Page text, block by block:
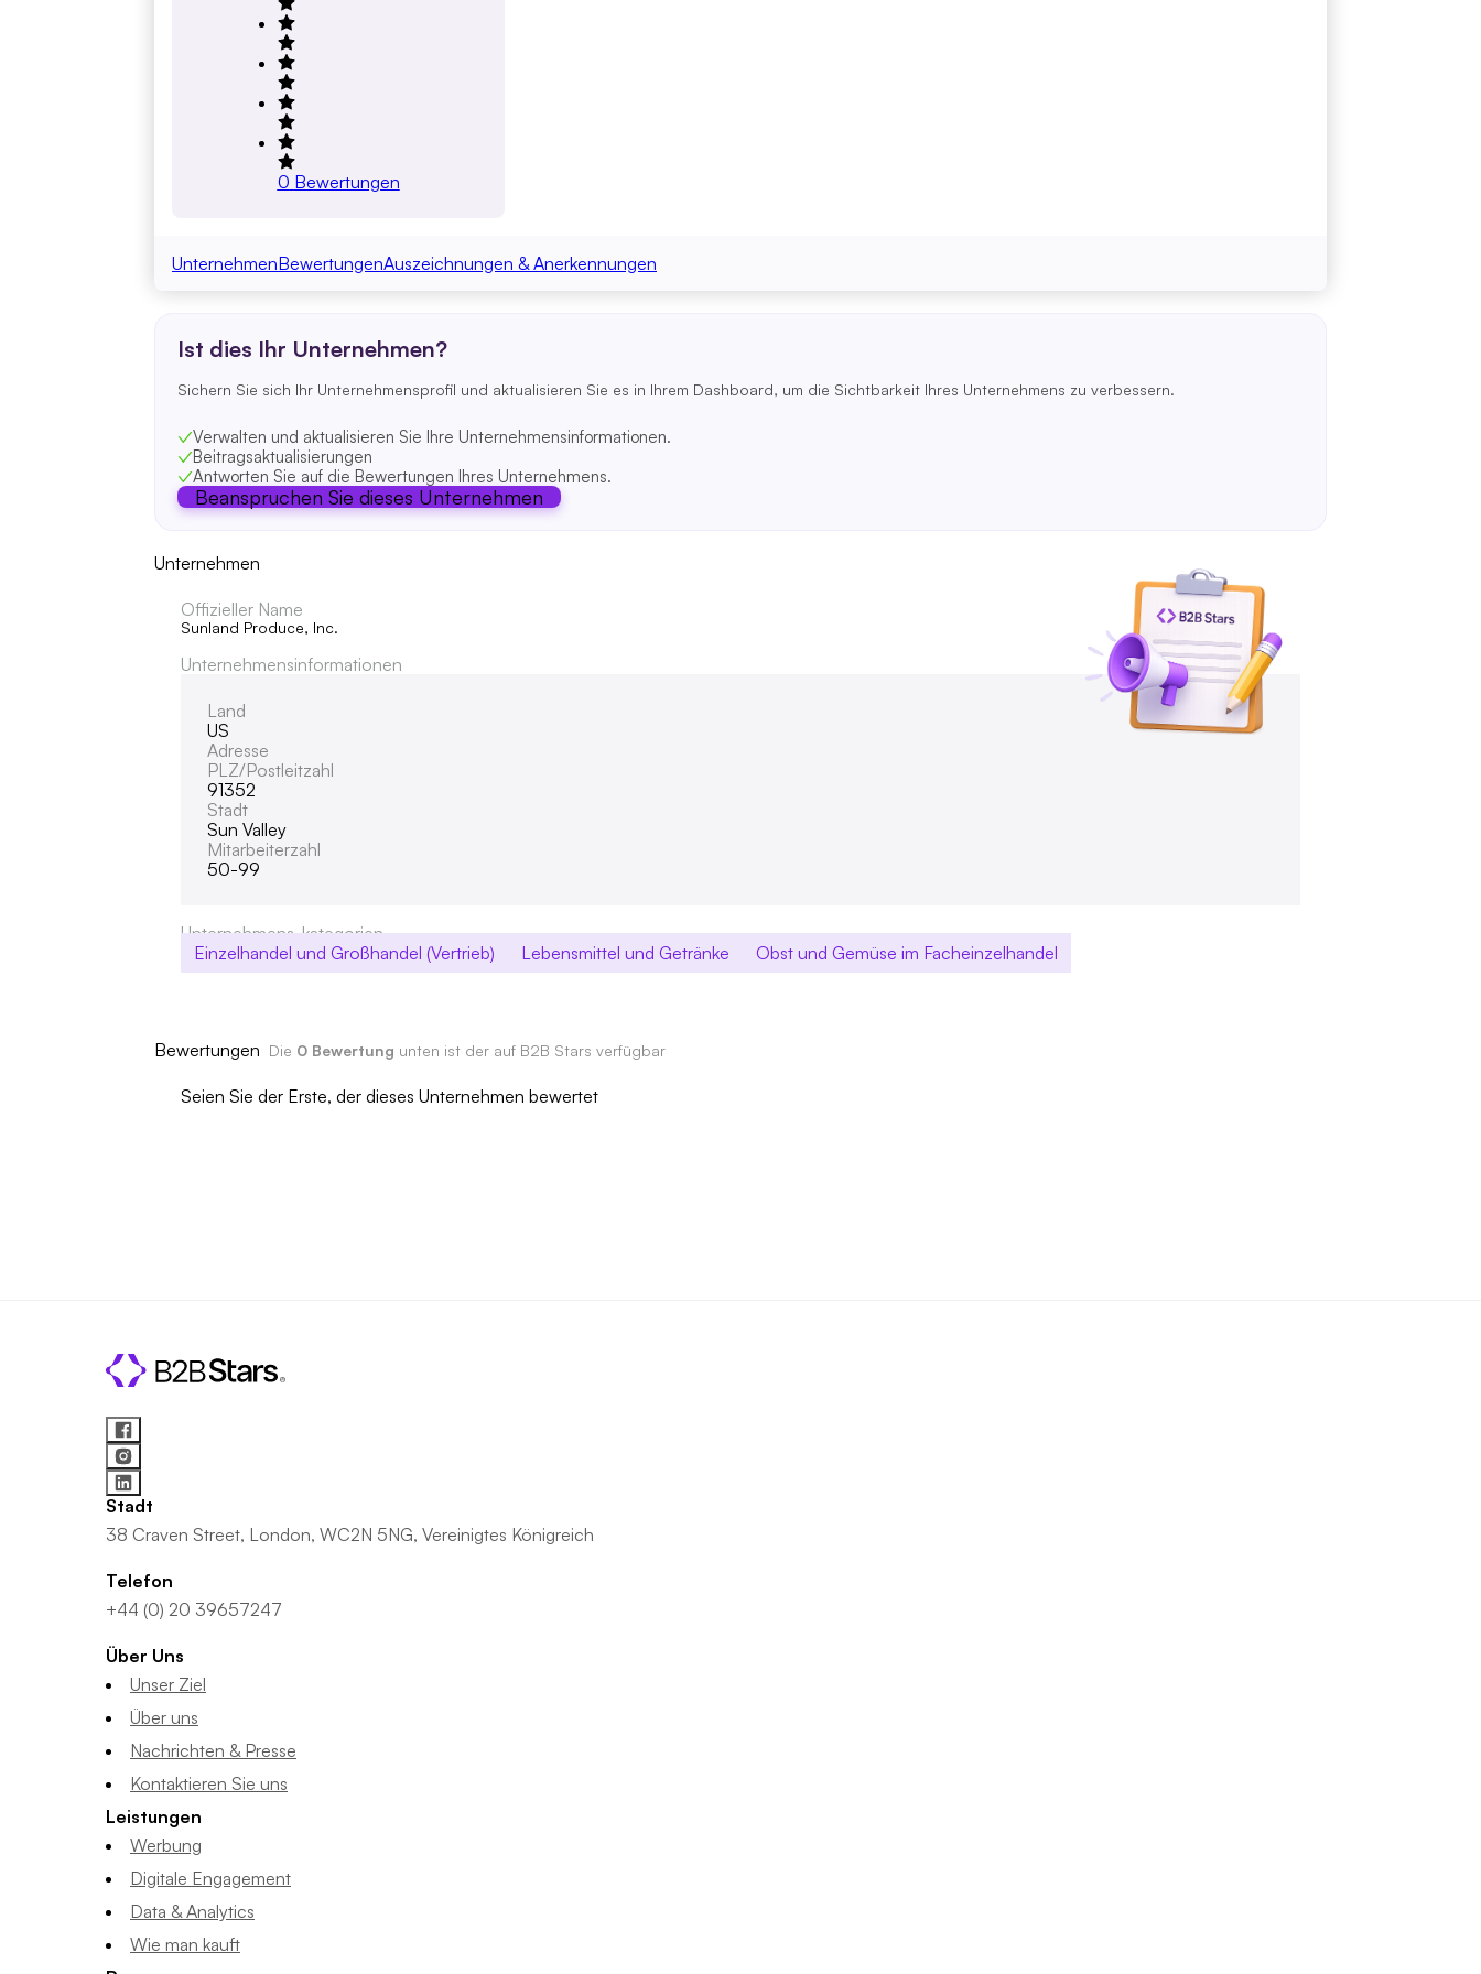
0 Bewertungen
UnternehmenBewertungenAuszeichnungen & Anerkennungen
Ist dies Ihr Unternehmen?
Sichern Sie sich Ihr Unternehmensprofil und aktualisieren Sie es in Ihrem Dashboard, um die Sichtbarkeit Ihres Unternehmens zu verbessern.
Verwalten und aktualisieren Sie Ihre Unternehmensinformationen.
Beitragsaktualisierungen
Antworten Sie auf die Bewertungen Ihres Unternehmens.
Beanspruchen Sie dieses Unternehmen
Unternehmen
Offizieller Name
Sunland Produce, Inc.
Unternehmensinformationen
Land
US
Adresse
PLZ/Postleitzahl
91352
Stadt
Sun Valley
Mitarbeiterzahl
50-99
Unternehmens-kategorien
Einzelhandel und Großhandel (Vertrieb)
Lebensmittel und Getränke Obst und Gemüse im Facheinzelhandel
Bewertungen Die 0 Bewertung unten ist der auf B2B Stars verfügbar
Seien Sie der Erste, der dieses Unternehmen bewertet
Stadt
38 Craven Street, London, WC2N 5NG, Vereinigtes Königreich
Telefon
+44 (0) 20 39657247
Über Uns
Unser Ziel
Über uns
Nachrichten & Presse
Kontaktieren Sie uns
Leistungen
Werbung
Digitale Engagement
Data & Analytics
Wie man kauft